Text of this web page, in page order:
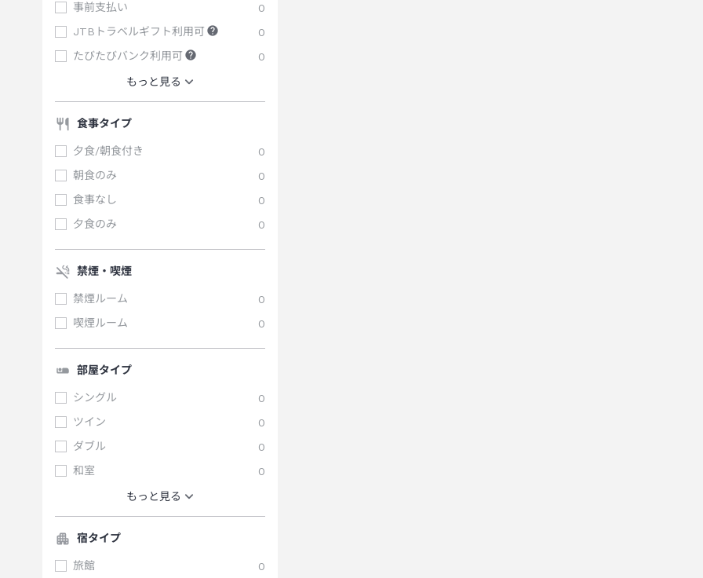
事前支払い
0
JTBトラベルギフト利用可
0
たびたびバンク利用可
0
もっと見る
食事タイプ
夕食/朝食付き
0
朝食のみ
0
食事なし
0
夕食のみ
0
禁煙・喫煙
禁煙ルーム
0
喫煙ルーム
0
部屋タイプ
シングル
0
ツイン
0
ダブル
0
和室
0
もっと見る
宿タイプ
旅館
0